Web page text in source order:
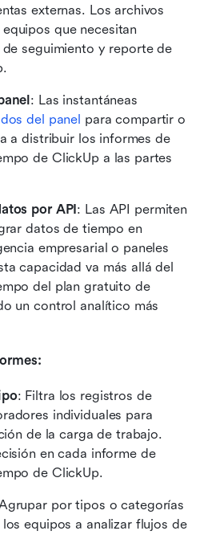
externas. Los archivos
que necesitan
seguimiento y reporte de
del panel para compartir o
a distribuir los informes de
de ClickUp a las partes
por API : Las API permiten
datos de tiempo en
empresarial o paneles
capacidad va más allá del
del plan gratuito de
un control analítico más
: Filtra los registros de
individuales para
de la carga de trabajo.
en cada informe de
de ClickUp.
por tipos o categorías
equipos a analizar flujos de